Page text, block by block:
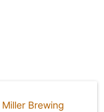
Miller Brewing